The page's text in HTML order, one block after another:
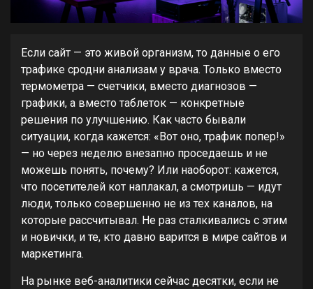
Если сайт — это живой организм, то данные о его
трафике сродни анализам у врача. Только вместо
термометра — счетчики, вместо диагнозов —
графики, а вместо таблеток — конкретные
решения по улучшению. Как часто бывали
ситуации, когда кажется: «Вот оно, трафик попер!»
— но через неделю внезапно проседаешь и не
можешь понять, почему? Или наоборот: кажется,
что посетителей кот наплакал, а смотришь — идут
люди, только совершенно не из тех каналов, на
которые рассчитывал. Не раз сталкивались с этим
и новички, и те, кто давно варится в мире сайтов и
маркетинга.
На рынке веб-аналитики сейчас десятки, если не